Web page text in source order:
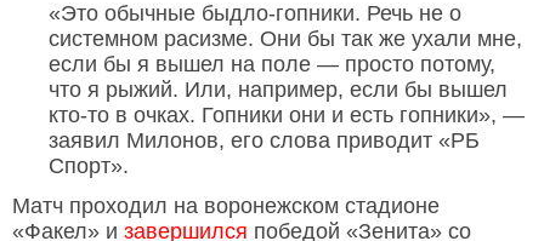
«Это обычные быдло-гопники. Речь не о
системном расизме. Они бы так же ухали мне,
если бы я вышел на поле — просто потому,
что я рыжий. Или, например, если бы вышел
кто-то в очках. Гопники они и есть гопники», —
заявил Милонов, его слова приводит «РБ
Спорт».
Матч проходил на воронежском стадионе
«Факел» и завершился победой «Зенита» со